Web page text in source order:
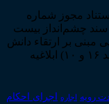
مجوز شماره
اهداف سند چشم‌انداز بیست
بر ارتقاء دانش
حقوقی جامعه و ترویج فرهنگ قانونمداری (بند ۱۶ و ۱۰) ابلاغیه
رویه اجاره اجرای احکام